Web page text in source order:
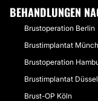
BEHANDLUNGEN
Brustoperation Berlin
Brustimplantat
Brustoperation
Brustimplantat
Brust-OP Köln